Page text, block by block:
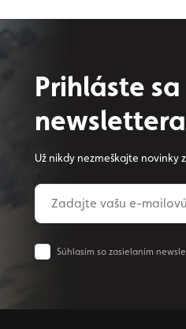
Prihláste
newslettera
Už nikdy nezmeškajte novinky
Súhlasím so zasielaním